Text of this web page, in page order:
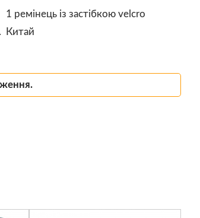
1 ремінець із застібкою velcro
Китай